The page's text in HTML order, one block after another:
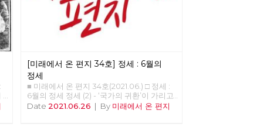
운 미래를 위해 정기 당대회 준비위원회를 구
성했고, 2022년 대통령선거와 지방선거에 대
한 기본방침을 채택했습니다. 당대회는 전국
의 대의원들이 참석하는 당의 최고의결기구
제정과 개정, 당의 조직진로나 주요정책 및
사업방향에 관한 결정 등을 합니다. 이날 선
출된 10명의 당대회 준비위원들은 당대회에
서 함께 논의하고 결정할 안건을 준비하고,
전국순회토론회 및 본행사를 기획합니다. 현
재 예정대로라면 2021년 정기당대회는 9월 11
[미래에서 온 편지 34호] 정세 : 6월의
정세
■ 미래에서 온 편지 34호(2021.06.) □ 정세 :
6월의 정세 정세 (2) - ‘국가의 귀환’이 가리고
있는 것들 김석정 2020년 시작과 함께 번지
Date 2021.06.26 | By 미래에서 온 편지